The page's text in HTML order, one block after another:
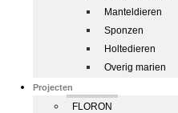
Manteldieren
Sponzen
Holtedieren
Overig marien
Projecten
FLORON